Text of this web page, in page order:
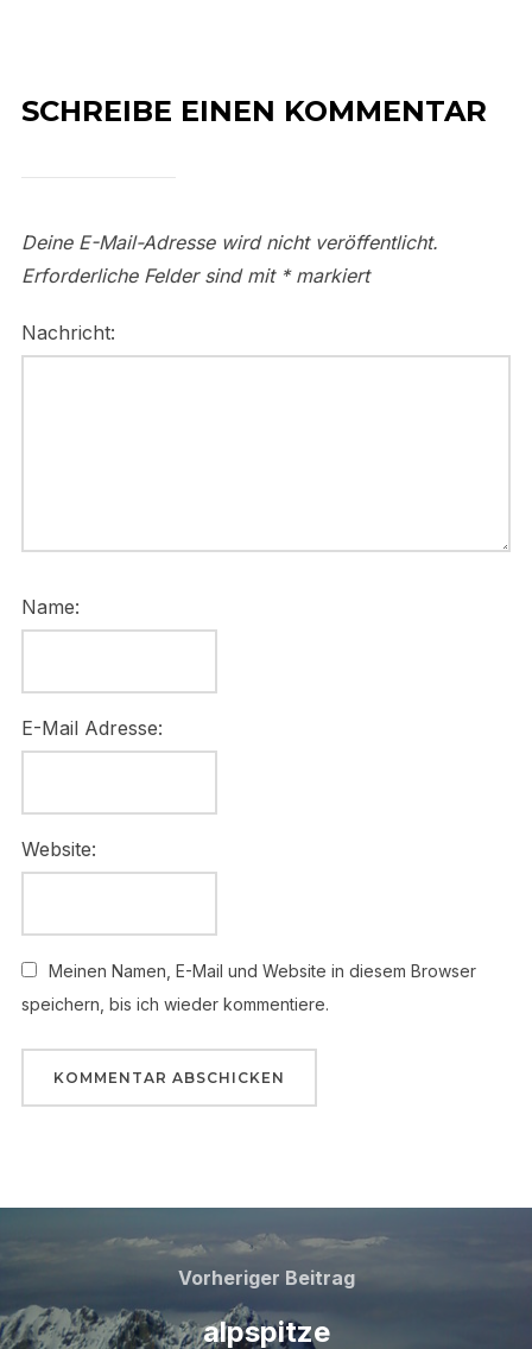
SCHREIBE EINEN KOMMENTAR
Deine E-Mail-Adresse wird nicht veröffentlicht.
Erforderliche Felder sind mit *markiert
Nachricht:
Name:
E-Mail Adresse:
Website:
Meinen Namen, E-Mail und Website in diesem Browser
speichern, bis ich wieder kommentiere.
Beitragsnavigation
Vorheriger
Beitrag
Vorheriger Beitrag
alpspitze